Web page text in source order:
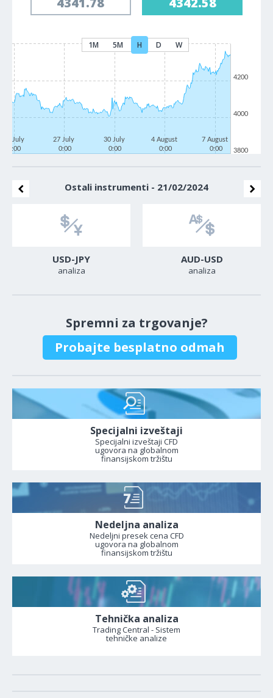
1M 5M H D W
22 July
0:00
27 July
0:00
30 July
0:00
4 August
0:00
7 August
0:00
3800
4000
4200
Ostali instrumenti - 21/02/2024
USD-JPY
analiza
AUD-USD
analiza
Spremni za trgovanje?
Probajte besplatno odmah
Specijalni izveštaji
Specijalni izveštaji CFD
ugovora na globalnom
finansijskom tržištu
Nedeljna analiza
Nedeljni presek cena CFD
ugovora na globalnom
finansijskom tržištu
Tehnička analiza
Trading Central - Sistem
tehničke analize